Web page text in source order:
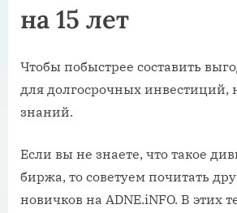
на 15 лет
Чтобы побыстрее составить
для долгосрочных инвестиций,
знаний.
Если вы не знаете, что такое
биржа, то советуем почитать
новичков на ADNE.iNFO. В этих